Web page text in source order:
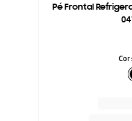
Pé Frontal
Cor: